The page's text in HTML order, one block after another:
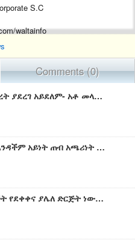
S.C
waltainfo
user/waltainformation
Comments (0)
ሹመቱ በቀልን መሠረት ያደረገ አይደለም- አቶ መላኩ አለበል (ክፍል 2 ሐ)|#Walta_TV
በኛ በኩል የሚታይ አንዳችም አይነት ጠብ አጫሪነት የለም- አቶ መላኩ አለበል (ክፍል 2 ለ)|#Walta_TV
ሕወሓት እንደ ድርጅት የደቀቀና ያሌለ ድርጅት ነው፤ ለኢትዮጵያ ስጋት አይደለም የሰራዊቱ ሞራል በመጣው ድል ይለካል። - ሌ/ጀ ባጫ ደበሌ